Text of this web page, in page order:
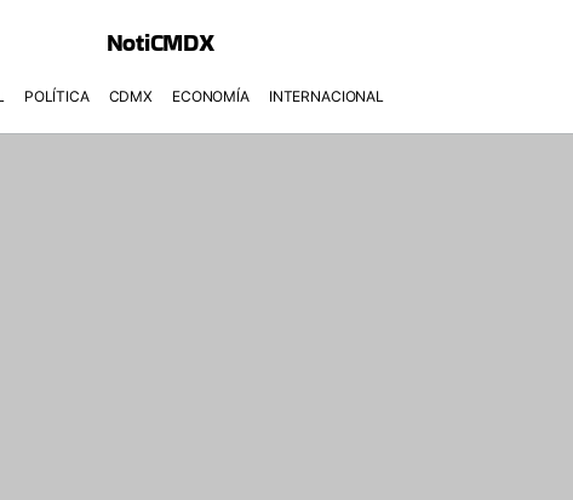
NotiCMDX
POLÍTICA CDMX ECONOMÍA INTERNACIONAL